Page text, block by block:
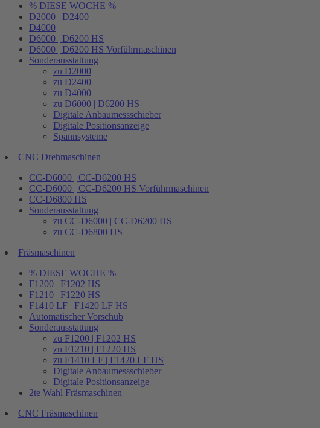
% DIESE WOCHE %
D2000 | D2400
D4000
D6000 | D6200 HS
D6000 | D6200 HS Vorführmaschinen
Sonderausstattung
zu D2000
zu D2400
zu D4000
zu D6000 | D6200 HS
Digitale Anbaumessschieber
Digitale Positionsanzeige
Spannsysteme
CNC Drehmaschinen
CC-D6000 | CC-D6200 HS
CC-D6000 | CC-D6200 HS Vorführmaschinen
CC-D6800 HS
Sonderausstattung
zu CC-D6000 | CC-D6200 HS
zu CC-D6800 HS
Fräsmaschinen
% DIESE WOCHE %
F1200 | F1202 HS
F1210 | F1220 HS
F1410 LF | F1420 LF HS
Automatischer Vorschub
Sonderausstattung
zu F1200 | F1202 HS
zu F1210 | F1220 HS
zu F1410 LF | F1420 LF HS
Digitale Anbaumessschieber
Digitale Positionsanzeige
2te Wahl Fräsmaschinen
CNC Fräsmaschinen